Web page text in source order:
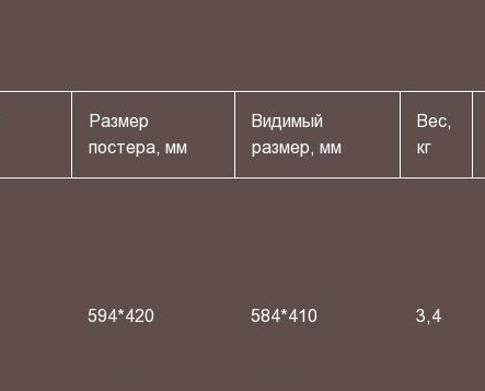
Размер
постера, мм
Видимый
размер, мм
Вес,
кг
594*420 584*410 3,4